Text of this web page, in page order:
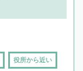
役所から近い